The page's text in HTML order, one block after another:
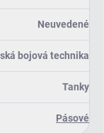
Neuvedené
bojová technika
Tanky
Pásové